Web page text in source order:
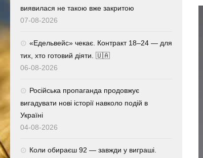
виявилася не такою вже закритою
07-08-2026
«Едельвейс» чекає. Контракт 18–24 — для
тих, хто готовий діяти. 🇺🇦
06-08-2026
Російська пропаганда продовжує
вигадувати нові історії навколо подій в
Україні
04-08-2026
Коли обираєш 92 — завжди у виграші.